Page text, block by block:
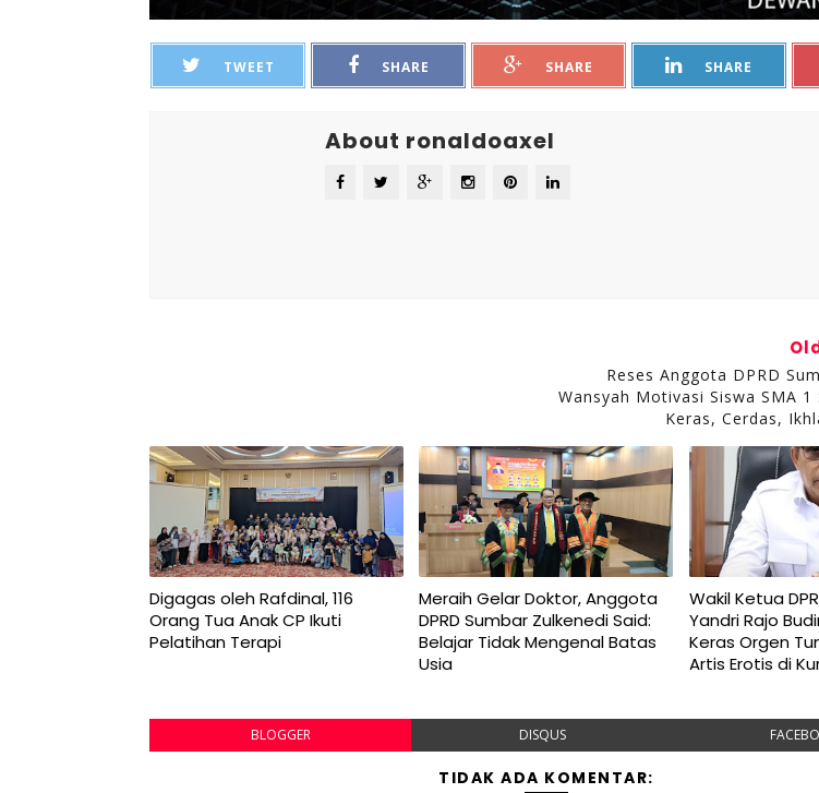
TWEET SHARE SHARE SHARE
About ronaldoaxel
Reses Anggota DPRD
Wansyah Motivasi Siswa SMA
Keras, Cerdas,
Digagas oleh Rafdinal, 116
Orang Tua Anak CP Ikuti
Pelatihan Terapi
Meraih Gelar Doktor, Anggota
DPRD Sumbar Zulkenedi Said:
Belajar Tidak Mengenal Batas
Usia
Wakil Ketua
Yandri Rajo
Keras Orgen
Artis Erotis di
BLOGGER DISQUS
TIDAK ADA KOMENTAR: